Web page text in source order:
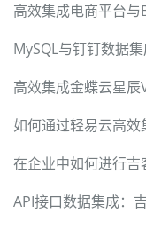
高效集成电商平台
MySQL与钉钉数据
高效集成金蝶云星
如何通过轻易云高
在企业中如何进行
API接口数据集成：